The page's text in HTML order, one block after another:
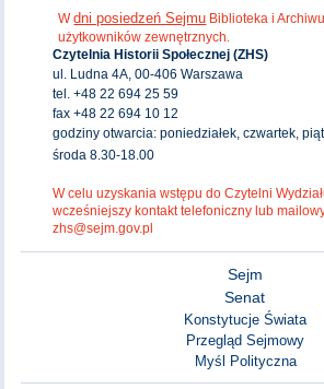
Wdni posiedzeń Sejmu Biblioteka i
użytkowników zewnętrznych.
Czytelnia Historii Społecznej (ZHS)
ul. Ludna 4A, 00-406 Warszawa
tel. +48 22 694 25 59
fax +48 22 694 10 12
godziny otwarcia: poniedziałek, czwartek,
środa 8.30-18.00
W celu uzyskania wstępu do Czytelni
wcześniejszy kontakt telefoniczny lub
zhs@sejm.gov.pl
Sejm
Senat
Konstytucje Świata
Przegląd Sejmowy
Myśl Polityczna